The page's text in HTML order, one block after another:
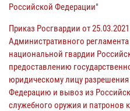
Российской Федерации"
Приказ Росгвардии от
Административного
национальной гвардии
предоставлению
юридическому лицу
Федерацию и вывоз из
служебного оружия и патронов